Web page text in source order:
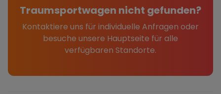
Traumsportwagen nicht gefunden?
Kontaktiere uns für individuelle Anfragen oder
besuche unsere Hauptseite für alle
verfügbaren Standorte.